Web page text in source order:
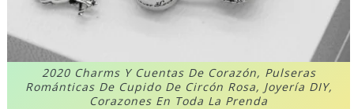
2020 Charms Y Cuentas De Corazón, Pulseras
Románticas De Cupido De Circón Rosa, Joyería DIY,
Corazones En Toda La Prenda